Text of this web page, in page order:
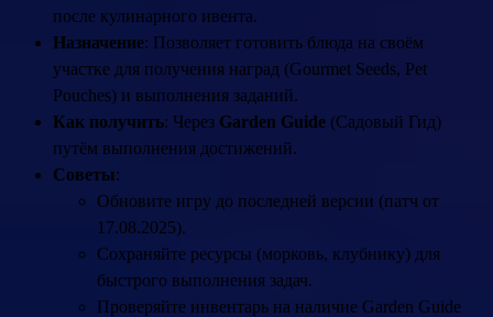
после кулинарного ивента.
Назначение: Позволяет готовить блюда на своём
участке для получения наград (Gourmet Seeds, Pet
Pouches) и выполнения заданий.
Как получить: Через Garden Guide (Садовый Гид)
путём выполнения достижений.
Советы:
Обновите игру до последней версии (патч от
17.08.2025).
Сохраняйте ресурсы (морковь, клубнику) для
быстрого выполнения задач.
Проверяйте инвентарь на наличие Garden Guide